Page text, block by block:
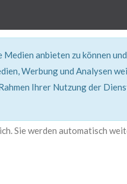
anbieten zu können
Werbung und Analysen
Ihrer Nutzung der
Erlaubt
Sie werden automatisch